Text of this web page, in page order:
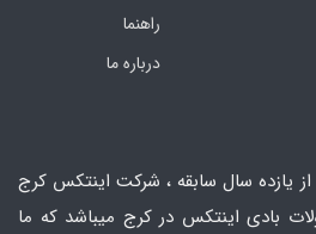
راهنما
درباره ما
یازده سال سابقه ، شرکت اینتکس کرج
بادی اینتکس در کرج میباشد که ما